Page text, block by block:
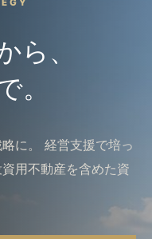
ら、
。
に。 経営支援で培っ
用不動産を含めた資